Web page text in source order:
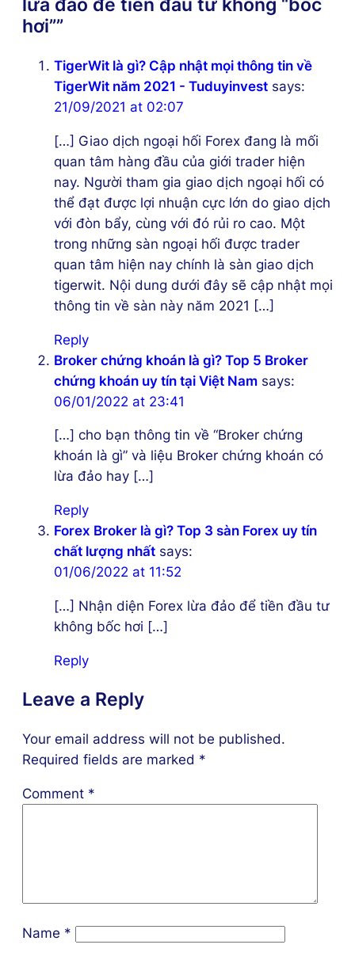
lừa đảo để tiền đầu tư không “bốc
hơi””
TigerWit là gì? Cập nhật mọi thông tin về
TigerWit năm 2021 - Tuduyinvest says:
21/09/2021 at 02:07
[…] Giao dịch ngoại hối Forex đang là mối
quan tâm hàng đầu của giới trader hiện
nay. Người tham gia giao dịch ngoại hối có
thể đạt được lợi nhuận cực lớn do giao dịch
với đòn bẩy, cùng với đó rủi ro cao. Một
trong những sàn ngoại hối được trader
quan tâm hiện nay chính là sàn giao dịch
tigerwit. Nội dung dưới đây sẽ cập nhật mọi
thông tin về sàn này năm 2021 […]
Reply
Broker chứng khoán là gì? Top 5 Broker
chứng khoán uy tín tại Việt Nam says:
06/01/2022 at 23:41
[…] cho bạn thông tin về “Broker chứng
khoán là gì” và liệu Broker chứng khoán có
lừa đảo hay […]
Reply
Forex Broker là gì? Top 3 sàn Forex uy tín
chất lượng nhất says:
01/06/2022 at 11:52
[…] Nhận diện Forex lừa đảo để tiền đầu tư
không bốc hơi […]
Reply
Leave a Reply
Your email address will not be published.
Required fields are marked *
Comment *
Name *